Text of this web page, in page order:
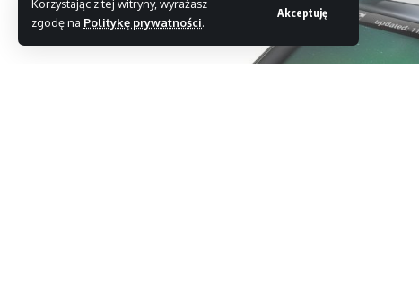
Korzystając z tej witryny, wyrażasz
zgodę na Politykę prywatności.
Akceptuję